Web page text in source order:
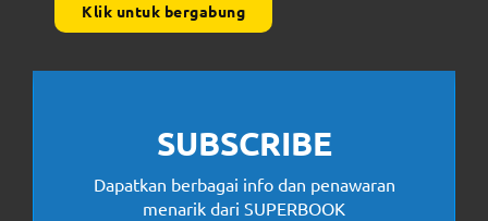
Klik untuk bergabung
SUBSCRIBE
Dapatkan berbagai info dan penawaran
menarik dari SUPERBOOK